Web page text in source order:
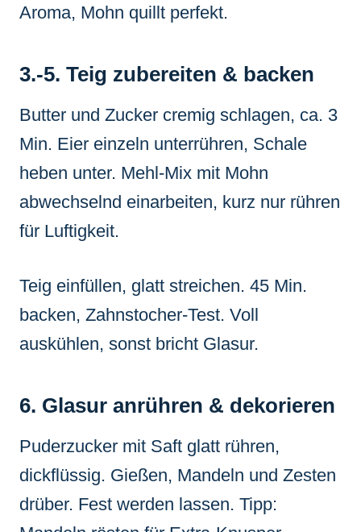
Aroma, Mohn quillt perfekt.
3.-5. Teig zubereiten & backen
Butter und Zucker cremig schlagen, ca. 3
Min. Eier einzeln unterrühren, Schale
heben unter. Mehl-Mix mit Mohn
abwechselnd einarbeiten, kurz nur rühren
für Luftigkeit.
Teig einfüllen, glatt streichen. 45 Min.
backen, Zahnstocher-Test. Voll
auskühlen, sonst bricht Glasur.
6. Glasur anrühren & dekorieren
Puderzucker mit Saft glatt rühren,
dickflüssig. Gießen, Mandeln und Zesten
drüber. Fest werden lassen. Tipp: